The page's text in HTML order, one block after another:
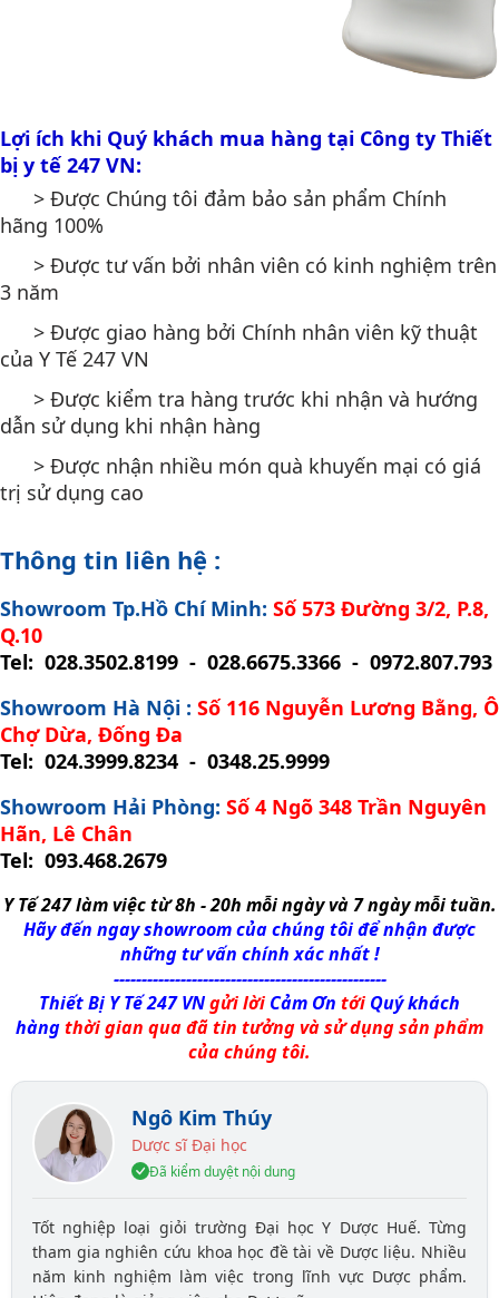
Lợi ích khi Quý khách mua hàng tại Công ty Thiết
bị y tế 247 VN:
> Được Chúng tôi đảm bảo sản phẩm Chính
hãng 100%
> Được tư vấn bởi nhân viên có kinh nghiệm trên
3 năm
> Được giao hàng bởi Chính nhân viên kỹ thuật
của Y Tế 247 VN
> Được kiểm tra hàng trước khi nhận và hướng
dẫn sử dụng khi nhận hàng
> Được nhận nhiều món quà khuyến mại có giá
trị sử dụng cao
Thông tin liên hệ :
Showroom Tp.Hồ Chí Minh: Số 573 Đường 3/2, P.8,
Q.10
Tel: 028.3502.8199 - 028.6675.3366 - 0972.807.793
Showroom Hà Nội : Số 116 Nguyễn Lương Bằng, Ô
Chợ Dừa, Đống Đa
Tel: 024.3999.8234 - 0348.25.9999
Showroom Hải Phòng: Số 4 Ngõ 348 Trần Nguyên
Hãn, Lê Chân
Tel: 093.468.2679
Y Tế 247 làm việc từ 8h - 20h mỗi ngày và 7 ngày mỗi tuần.
Hãy đến ngay showroom của chúng tôi để nhận được
những tư vấn chính xác nhất !
-------------------------------------------------
Thiết Bị Y Tế 247 VNgửi lời Cảm Ơn tới Quý khách
hàngthời gian qua đã tin tưởng và sử dụng sản phẩm
của chúng tôi.
Ngô Kim Thúy
Dược sĩ Đại học
Đã kiểm duyệt nội dung
Tốt nghiệp loại giỏi trường Đại học Y Dược Huế. Từng
tham gia nghiên cứu khoa học đề tài về Dược liệu. Nhiều
năm kinh nghiệm làm việc trong lĩnh vực Dược phẩm.